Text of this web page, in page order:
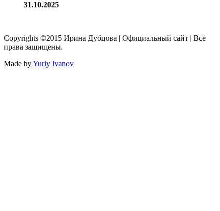
31.10.2025
Copyrights ©2015 Ирина Дубцова | Официальный сайт | Все
права защищены.
Made byYuriy Ivanov